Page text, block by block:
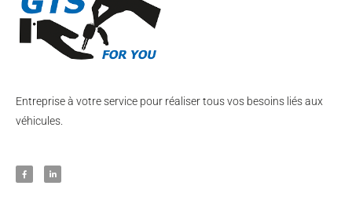
Entreprise à votre service pour réaliser tous vos besoins liés aux
véhicules.